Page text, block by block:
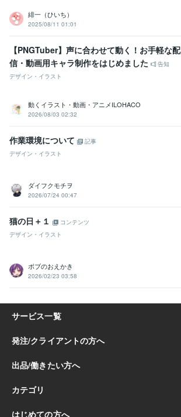
緋一（ひいち）
2025/08/11 01:01
【PNGTuber】声に合わせて動く！お手軽な配
信・動画用キャラ制作をはじめました
告知
デザイン・イラスト
動くイラスト・動画・アニメILOHACO
2026/08/03 02:32
作業環境について
記事
デザイン・イラスト
ダイフクモチヲ
2026/07/24 00:47
猫の日＋１
コンテンツ
デザイン・イラスト
ボブのおえかき
2026/02/23 03:58